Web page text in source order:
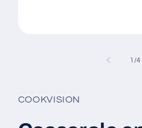
modale
1 /de
4
COOKVISION